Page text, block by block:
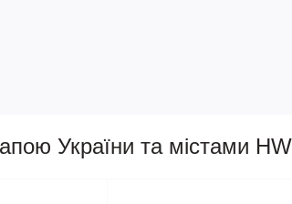
України та містами